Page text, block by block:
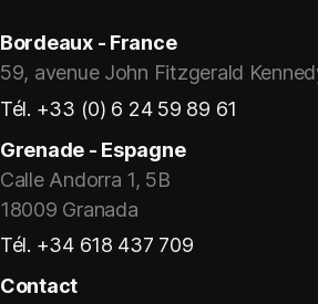
Bordeaux - France
59, avenue John Fitzgerald
Tél. +33 (0) 6 24 59 89 61
Grenade - Espagne
Calle Andorra 1, 5B
18009 Granada
Tél. +34 618 437 709
Contact